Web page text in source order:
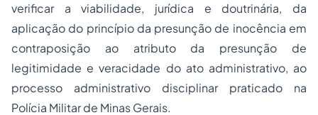
verificar a viabilidade, jurídica e doutrinária, da
aplicação do princípio da presunção de inocência em
contraposição ao atributo da presunção de
legitimidade e veracidade do ato administrativo, ao
processo administrativo disciplinar praticado na
Polícia Militar de Minas Gerais.